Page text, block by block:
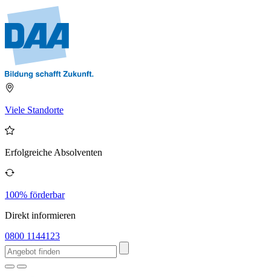
Viele Standorte
Erfolgreiche Absolventen
100% förderbar
Direkt informieren
0800 1144123